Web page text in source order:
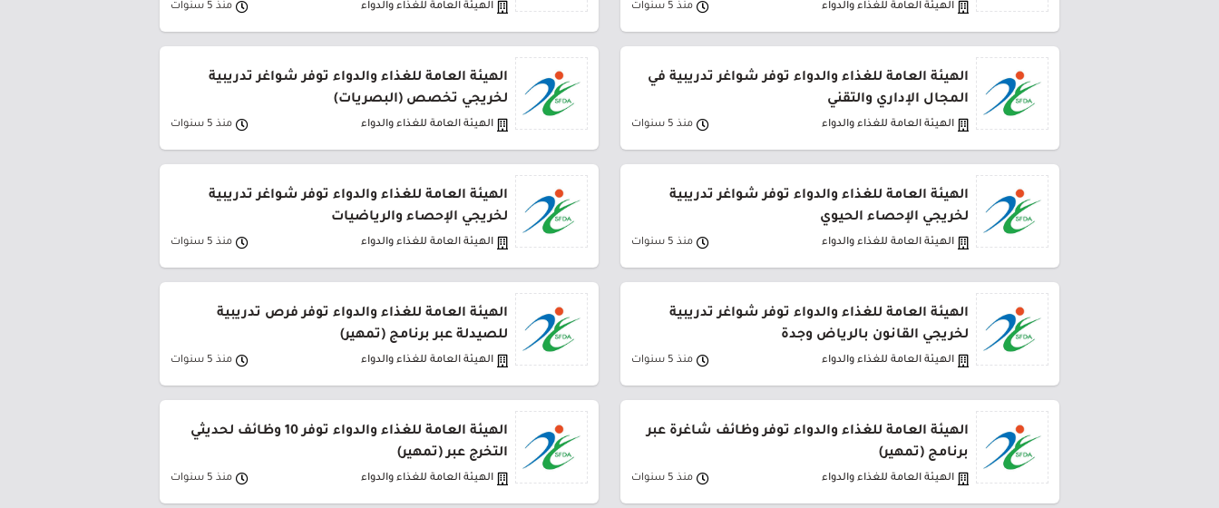
الهيئة العامة للغذاء والدواء منذ 5 سنوات الهيئة العامة للغذاء والدواء منذ 5 سنوات
الهيئة العامة للغذاء والدواء توفر شواغر تدريبية في
المجال الإداري والتقني
الهيئة العامة للغذاء والدواء منذ 5 سنوات
الهيئة العامة للغذاء والدواء توفر شواغر تدريبية
لخريجي تخصص (البصريات)
الهيئة العامة للغذاء والدواء منذ 5 سنوات
الهيئة العامة للغذاء والدواء توفر شواغر تدريبية
لخريجي الإحصاء الحيوي
الهيئة العامة للغذاء والدواء منذ 5 سنوات
الهيئة العامة للغذاء والدواء توفر شواغر تدريبية
لخريجي الإحصاء والرياضيات
الهيئة العامة للغذاء والدواء منذ 5 سنوات
الهيئة العامة للغذاء والدواء توفر شواغر تدريبية
لخريجي القانون بالرياض وجدة
الهيئة العامة للغذاء والدواء منذ 5 سنوات
الهيئة العامة للغذاء والدواء توفر فرص تدريبية
للصيدلة عبر برنامج (تمهير)
الهيئة العامة للغذاء والدواء منذ 5 سنوات
الهيئة العامة للغذاء والدواء توفر وظائف شاغرة عبر
برنامج (تمهير)
الهيئة العامة للغذاء والدواء منذ 5 سنوات
الهيئة العامة للغذاء والدواء توفر 10 وظائف لحديثي
التخرج عبر (تمهير)
الهيئة العامة للغذاء والدواء منذ 5 سنوات